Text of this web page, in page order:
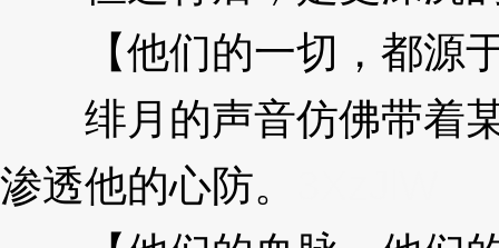
【他们的一切，都源
绯月的声音仿佛带着某
渗透他的心防。